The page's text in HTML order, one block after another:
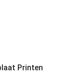
Printen